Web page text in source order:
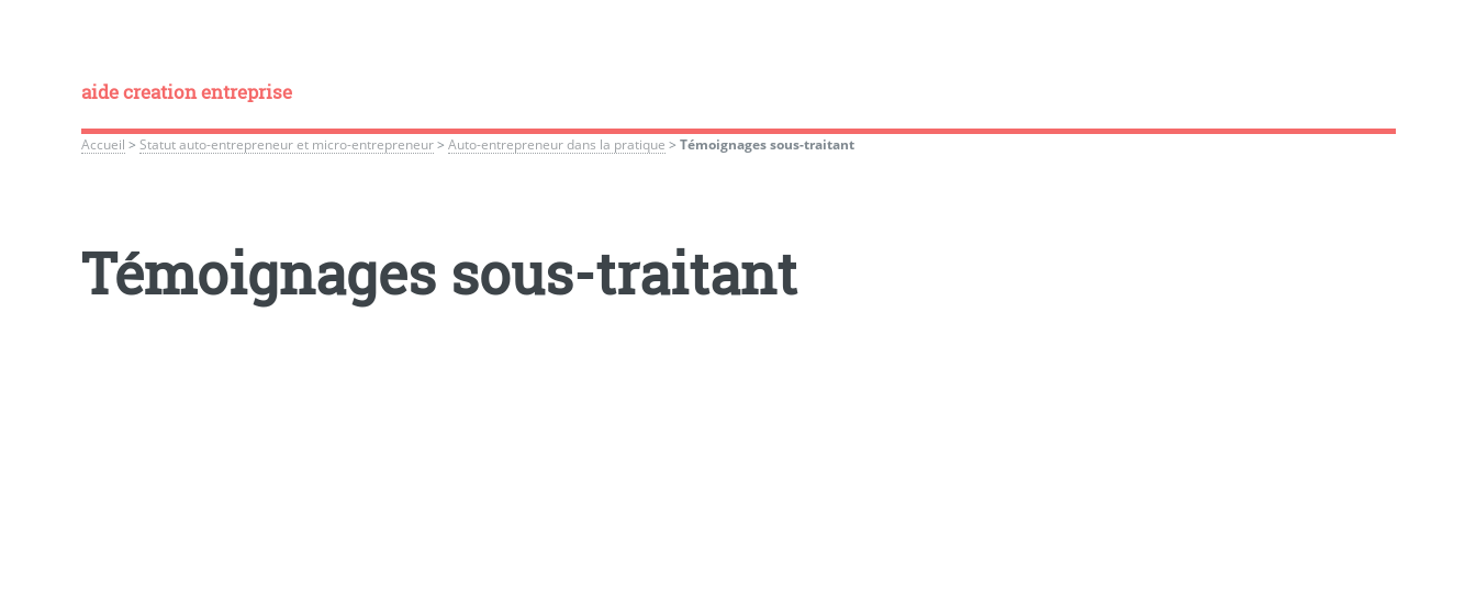
aide creation entreprise
Accueil > Statut auto-entrepreneur et micro-entrepreneur> Auto-entrepreneur dans la pratique > Témoignages sous-traitant
Témoignages sous-traitant